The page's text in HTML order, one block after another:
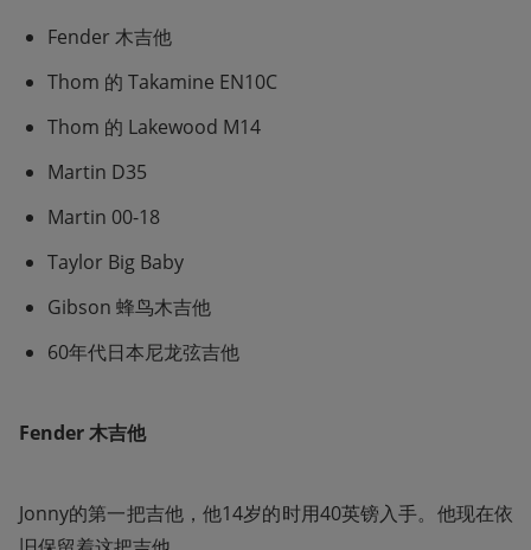
Fender 木吉他
Thom 的 Takamine EN10C
Thom 的 Lakewood M14
Martin D35
Martin 00-18
Taylor Big Baby
Gibson 蜂鸟木吉他
60年代日本尼龙弦吉他
Fender 木吉他
Jonny的第一把吉他，他14岁的时用40英镑入手。他现在依